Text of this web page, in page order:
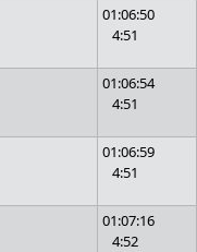
01:06:50
4:51
01:06:54
4:51
01:06:59
4:51
01:07:16
4:52